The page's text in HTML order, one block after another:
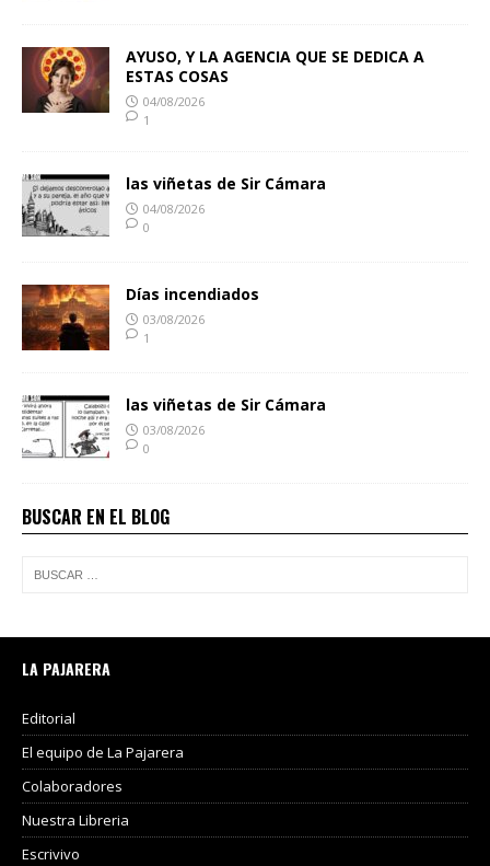
AYUSO, Y LA AGENCIA QUE SE DEDICA A
ESTAS COSAS
04/08/2026
1
las viñetas de Sir Cámara
04/08/2026
0
Días incendiados
03/08/2026
1
las viñetas de Sir Cámara
03/08/2026
0
BUSCAR EN EL BLOG
LA PAJARERA
Editorial
El equipo de La Pajarera
Colaboradores
Nuestra Libreria
Escrivivo